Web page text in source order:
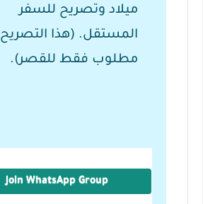
ميلاد وتصريح للسفر
المستقل. (هذا التصريح
مطلوب فقط للقصر).
Join WhatsApp Group